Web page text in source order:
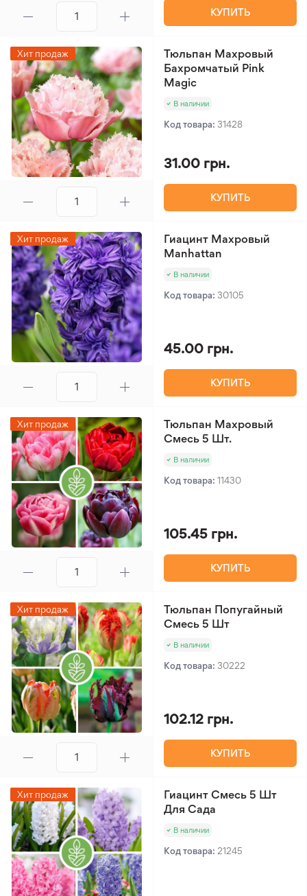
КУПИТЬ
Хит продаж
Тюльпан Махровый
Бахромчатый Pink
Magic
В наличии
Код товара: 31428
31.00 грн.
КУПИТЬ
Хит продаж
Гиацинт Махровый
Manhattan
В наличии
Код товара: 30105
45.00 грн.
КУПИТЬ
Хит продаж
Тюльпан Махровый
Смесь 5 Шт.
В наличии
Код товара: 11430
105.45 грн.
КУПИТЬ
Хит продаж
Тюльпан Попугайный
Смесь 5 Шт
В наличии
Код товара: 30222
102.12 грн.
КУПИТЬ
Хит продаж
Гиацинт Смесь 5 Шт
Для Сада
В наличии
Код товара: 21245